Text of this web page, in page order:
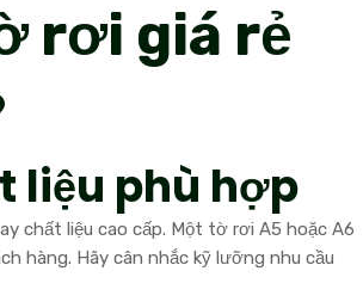
rơi giá rẻ
liệu phù hợp
chất liệu cao cấp. Một tờ rơi A5 hoặc A6
hàng. Hãy cân nhắc kỹ lưỡng nhu cầu